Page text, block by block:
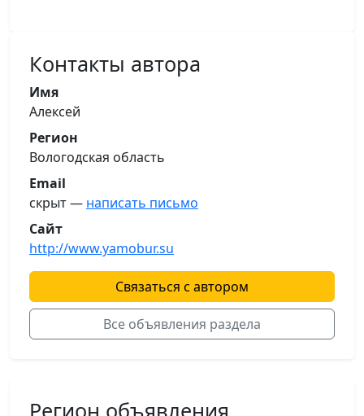
Контакты автора
Имя
Алексей
Регион
Вологодская область
Email
скрыт — написать письмо
Сайт
http://www.yamobur.su
Связаться с автором
Все объявления раздела